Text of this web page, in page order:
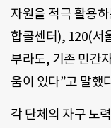
자원을 적극 활용
합콜센터), 120(서
부라도, 기존 민간
움이 있다”고 말했
각 단체의 자구 노